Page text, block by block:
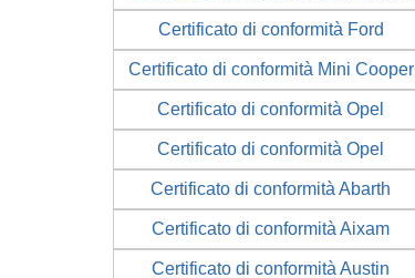
Certificato di conformità Ford
Certificato di conformità Mini Cooper
Certificato di conformità Opel
Certificato di conformità Opel
Certificato di conformità Abarth
Certificato di conformità Aixam
Certificato di conformità Austin